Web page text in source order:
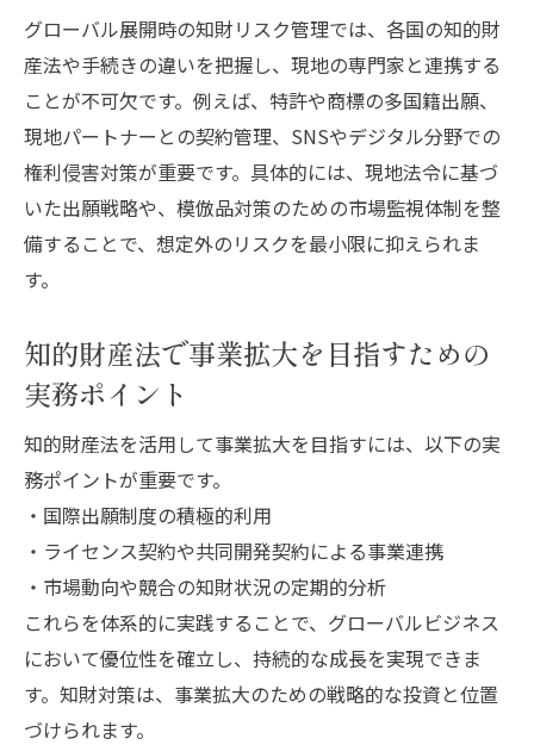
グローバル展開時の知財リスク管理では、各国の知的財
産法や手続きの違いを把握し、現地の専門家と連携する
ことが不可欠です。例えば、特許や商標の多国籍出願、
現地パートナーとの契約管理、SNSやデジタル分野での
権利侵害対策が重要です。具体的には、現地法令に基づ
いた出願戦略や、模倣品対策のための市場監視体制を整
備することで、想定外のリスクを最小限に抑えられま
す。
知的財産法で事業拡大を目指すための
実務ポイント
知的財産法を活用して事業拡大を目指すには、以下の実
務ポイントが重要です。
・国際出願制度の積極的利用
・ライセンス契約や共同開発契約による事業連携
・市場動向や競合の知財状況の定期的分析
これらを体系的に実践することで、グローバルビジネス
において優位性を確立し、持続的な成長を実現できま
す。知財対策は、事業拡大のための戦略的な投資と位置
づけられます。